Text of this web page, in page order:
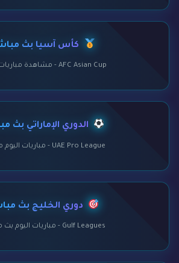
كأس آسيا بث
AFC Asian Cup - مشاهدة مباريات اليوم
الدوري الإماراتي بث
UAE Pro League - مباريات اليوم مباشر
دوري الخليج بث
Gulf Leagues - مباريات اليوم بث مباشر